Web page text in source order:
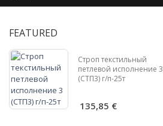
FEATURED
Строп текстильный
петлевой исполнение 3
(СТП3) г/п-25т
135,85 €